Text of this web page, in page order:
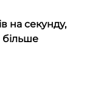
на секунду,